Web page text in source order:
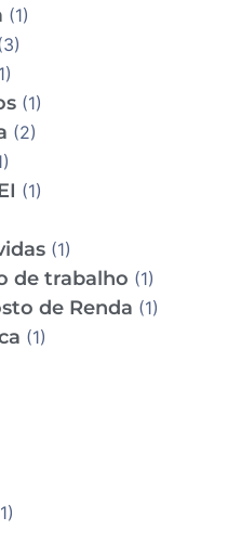
(1)
(1)
(2)
(1)
(1)
de trabalho (1)
de Renda (1)
(1)